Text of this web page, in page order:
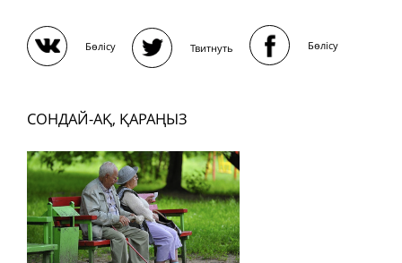
Бөлісу Твитнуть Бөлісу
СОНДАЙ-АҚ, ҚАРАҢЫЗ